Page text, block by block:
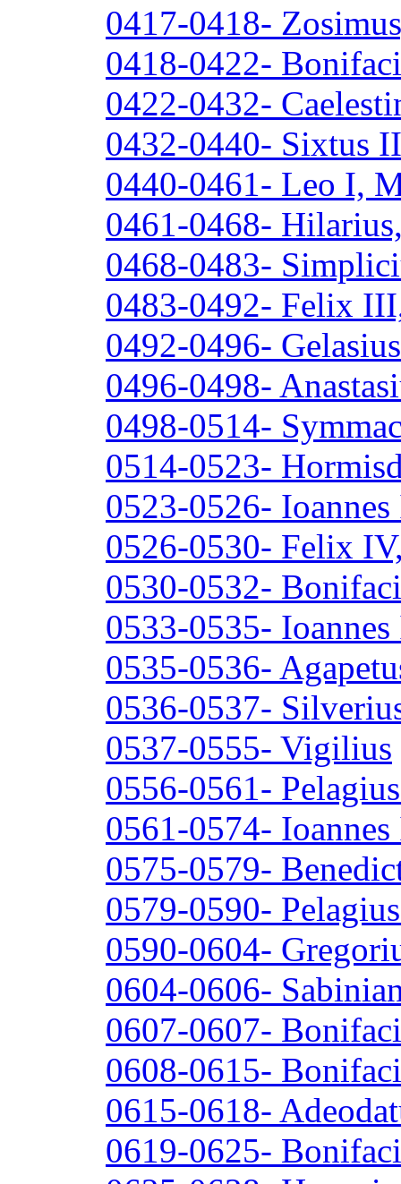
0417-0418-
0418-0422-
0422-0432-
0432-0440- Sixtus
0440-0461- Leo I,
0461-0468-
0468-0483-
0483-0492- Felix
0492-0496-
0496-0498-
0498-0514-
0514-0523-
0523-0526-
0526-0530- Felix
0530-0532-
0533-0535-
0535-0536-
0536-0537-
0537-0555- Vigilius
0556-0561-
0561-0574-
0575-0579-
0579-0590-
0590-0604-
0604-0606-
0607-0607-
0608-0615-
0615-0618-
0619-0625-